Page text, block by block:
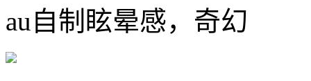
au自制眩晕感，奇幻